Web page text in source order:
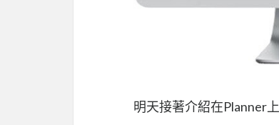
明天接著介紹在Planner